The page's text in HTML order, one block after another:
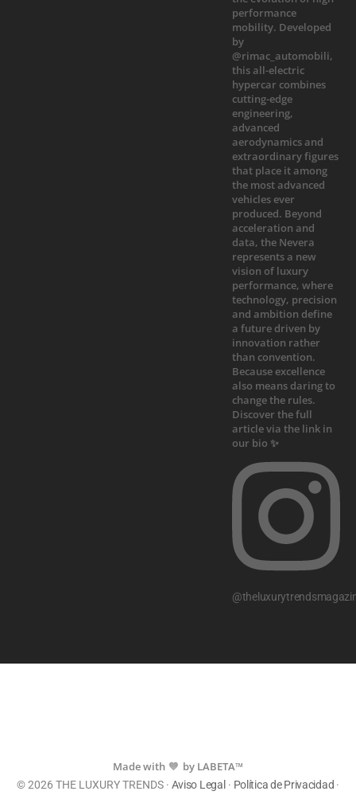
Made with 💙 by LABETA™
© 2026 THE LUXURY TRENDS · Aviso Legal · Política de Privacidad ·